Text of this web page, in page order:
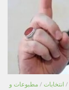
/ انتخابات / مطبوعات و